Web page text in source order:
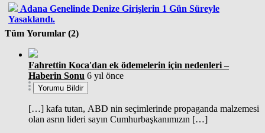
Adana Genelinde Denize Girişlerin 1 Gün Süreyle
Yasaklandı.
Tüm Yorumlar (2)
Fahrettin Koca'dan ek ödemelerin için nedenleri –
Haberin Sonu 6 yıl önce
Yorumu Bildir
[…] kafa tutan, ABD nin seçimlerinde propaganda malzemesi
olan asrın lideri sayın Cumhurbaşkanımızın […]